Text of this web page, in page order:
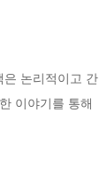
은 논리적이고 간
이야기를 통해